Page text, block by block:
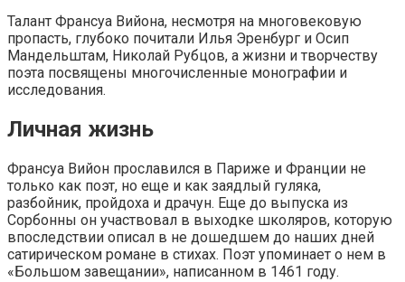
Талант Франсуа Вийона, несмотря на многовековую
пропасть, глубоко почитали Илья Эренбург и Осип
Мандельштам, Николай Рубцов, а жизни и творчеству
поэта посвящены многочисленные монографии и
исследования.
Личная жизнь
Франсуа Вийон прославился в Париже и Франции не
только как поэт, но еще и как заядлый гуляка,
разбойник, пройдоха и драчун. Еще до выпуска из
Сорбонны он участвовал в выходке школяров, которую
впоследствии описал в не дошедшем до наших дней
сатирическом романе в стихах. Поэт упоминает о нем в
«Большом завещании», написанном в 1461 году.